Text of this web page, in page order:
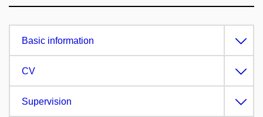
Basic information
CV
Supervision